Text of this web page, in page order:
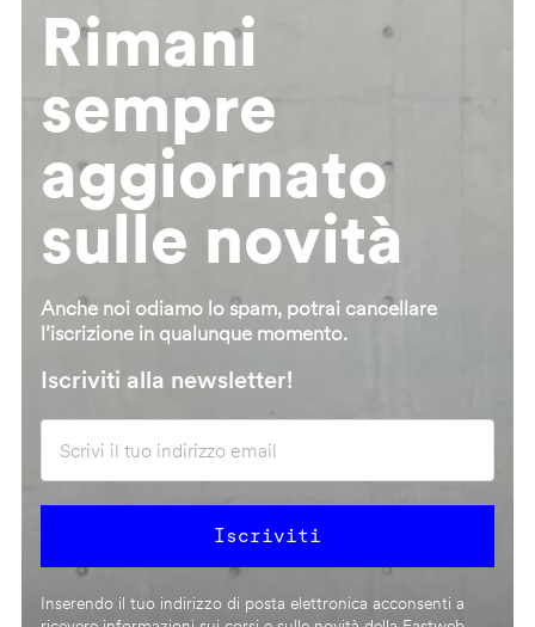
Rimani
sempre
aggiornato
sulle novità
Anche noi odiamo lo spam, potrai cancellare
l’iscrizione in qualunque momento.
Iscriviti alla newsletter!
Inserendo il tuo indirizzo di posta elettronica acconsenti a